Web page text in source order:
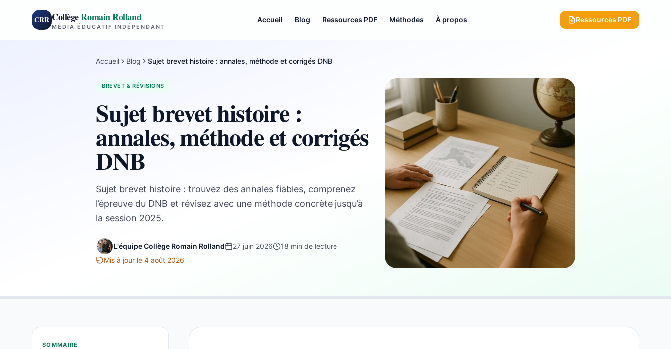
CRR CollègeRomain Rolland
MÉDIA ÉDUCATIF INDÉPENDANT
Accueil Blog Ressources PDF Méthodes À propos Ressources PDF
Accueil Blog Sujet brevet histoire : annales, méthode et corrigés DNB
BREVET & RÉVISIONS
Sujet brevet histoire :
annales, méthode et corrigés
DNB
Sujet brevet histoire : trouvez des annales fiables, comprenez
l’épreuve du DNB et révisez avec une méthode concrète jusqu’à
la session 2025.
L'équipe Collège Romain Rolland 27 juin 2026
18 min de lecture
Mis à jour le 4 août 2026
SOMMAIRE